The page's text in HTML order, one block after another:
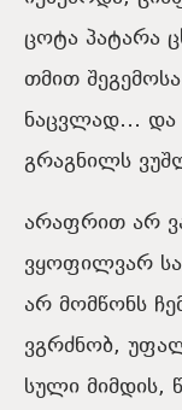
ცოტა პატარა
თმით
ნაცვლად… და
გრაგნილს
არაფრით არ
ვყოფილვარ
არ მომწონს
ვგრძნობ,
სული მიმდის,